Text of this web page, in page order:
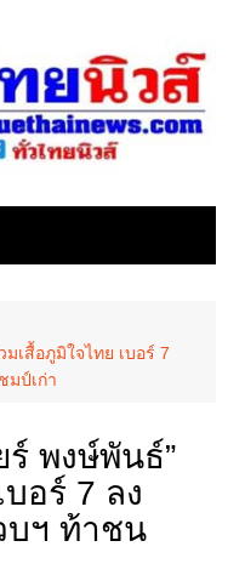
เสื้อภูมิใจไทย เบอร์ 7
มป์เก่า
พงษ์พันธ์”
อร์ 7 ลง
บฯ ท้าชน